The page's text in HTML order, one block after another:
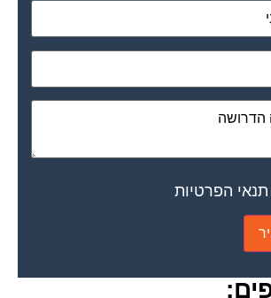
הפרטיות